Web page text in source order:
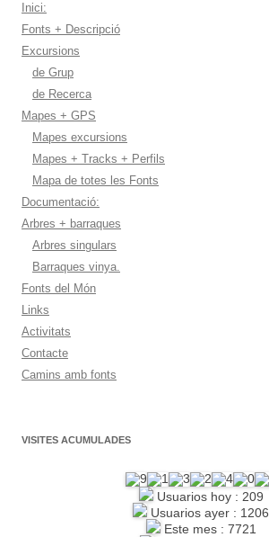
Inici:
Fonts + Descripció
Excursions
de Grup
de Recerca
Mapes + GPS
Mapes excursions
Mapes + Tracks + Perfils
Mapa de totes les Fonts
Documentació:
Arbres + barraques
Arbres singulars
Barraques vinya.
Fonts del Món
Links
Activitats
Contacte
Camins amb fonts
VISITES ACUMULADES
Usuarios hoy : 209
Usuarios ayer : 1206
Este mes : 7721